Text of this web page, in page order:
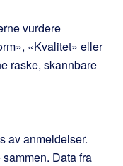
vurdere
«Kvalitet» eller
raske, skannbare
av anmeldelser.
Data fra